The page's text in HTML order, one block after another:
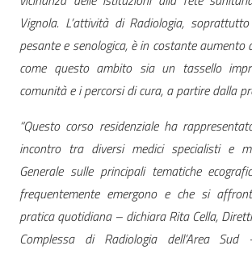
Vignola. L’attività di Radiologia,
pesante e senologica, è in costante
come questo ambito sia un tassello
comunità e i percorsi di cura, a partire dalla
“Questo corso residenziale ha
incontro tra diversi medici specialisti e
Generale sulle principali tematiche
frequentemente emergono e che si
pratica quotidiana – dichiaraRita Cella,
Complessa di Radiologia dell’Area Sud